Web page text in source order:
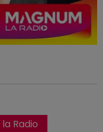
Radio